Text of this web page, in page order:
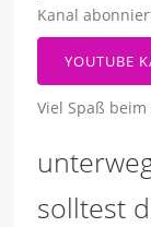
Kanal
YOUTUBE
Viel Spaß
solltest